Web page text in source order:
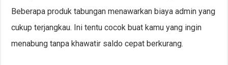
Beberapa produk tabungan menawarkan biaya admin yang
cukup terjangkau. Ini tentu cocok buat kamu yang ingin
menabung tanpa khawatir saldo cepat berkurang.